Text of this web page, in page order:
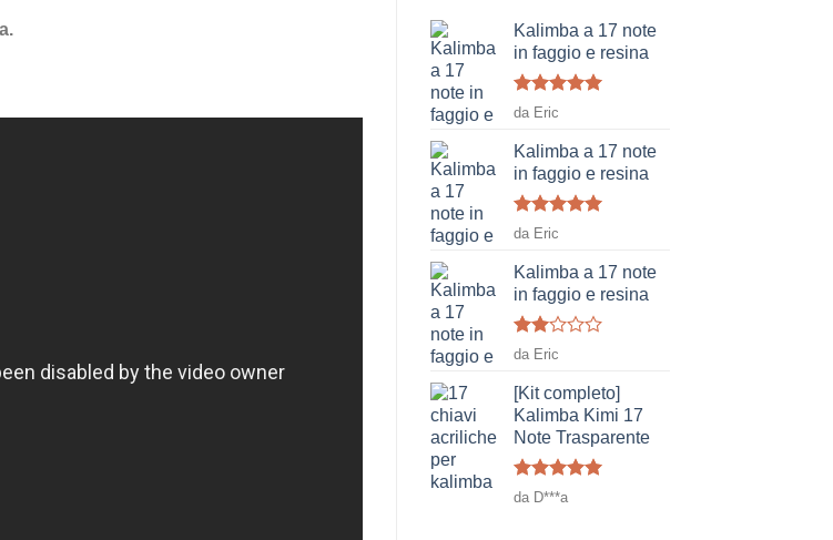
Kalimba a 17 note
in faggio e resina
Voto5
da Eric
Kalimba a 17 note
in faggio e resina
Voto5
da Eric
Kalimba a 17 note
in faggio e resina
Voto
5
da Eric
[Kit completo]
Kalimba Kimi 17
Note Trasparente
Voto5su
da D***a